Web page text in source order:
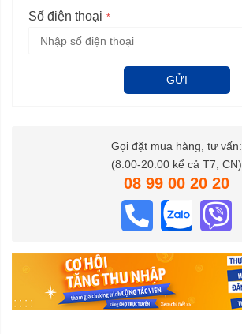
Số điện thoại
GỬI
Gọi đặt mua hàng, tư vấn:
(8:00-20:00 kể cả T7, CN)
08 99 00 20 20